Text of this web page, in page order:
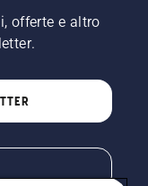
offerte e altro